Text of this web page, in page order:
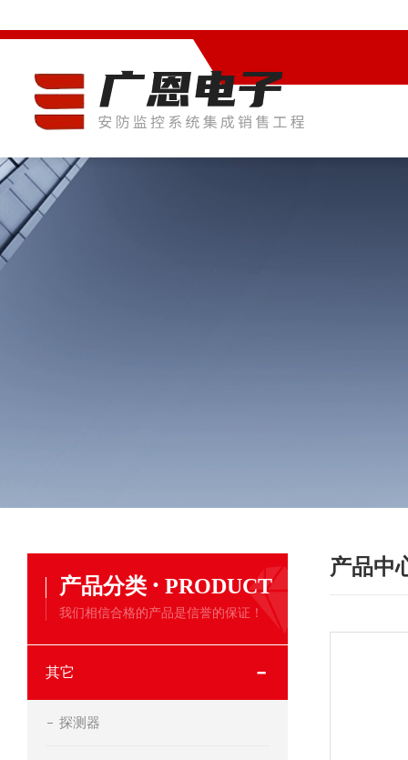
产品分类 · PRODUCT
我们相信合格的产品是信誉的保证！
其它
探测器
产品中